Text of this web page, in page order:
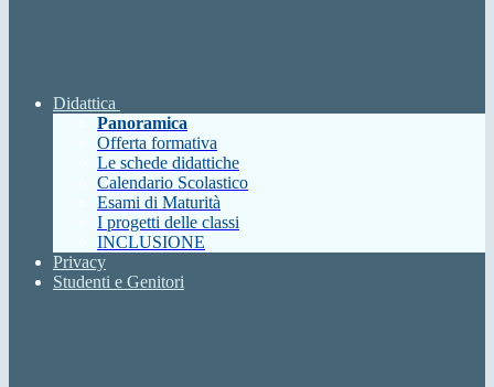
Didattica
Panoramica
Offerta formativa
Le schede didattiche
Calendario Scolastico
Esami di Maturità
I progetti delle classi
INCLUSIONE
Privacy
Studenti e Genitori